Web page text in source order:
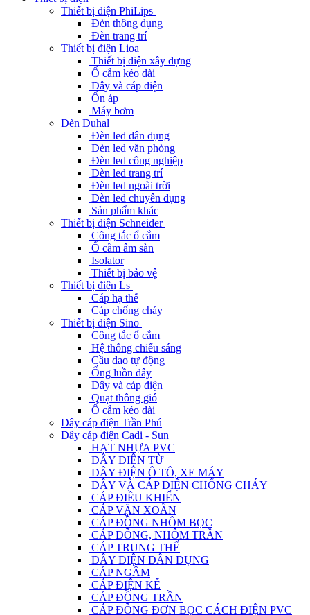
Thiết bị điện PhiLips
Đèn thông dụng
Đèn trang trí
Thiết bị điện Lioa
Thiết bị điện xây dựng
Ổ cắm kéo dài
Dây và cáp điện
Ổn áp
Máy bơm
Đèn Duhal
Đèn led dân dụng
Đèn led văn phòng
Đèn led công nghiệp
Đèn led trang trí
Đèn led ngoài trời
Đèn led chuyên dụng
Sản phẩm khác
Thiết bị điện Schneider
Công tắc ổ cắm
Ổ cắm âm sàn
Isolator
Thiết bị bảo vệ
Thiết bị điện Ls
Cáp hạ thế
Cáp chống cháy
Thiết bị điện Sino
Công tắc ổ cắm
Hệ thống chiếu sáng
Cầu dao tự động
Ống luồn dây
Dây và cáp điện
Quạt thông gió
Ổ cắm kéo dài
Dây cáp điện Trần Phú
Dây cáp điện Cadi - Sun
HẠT NHỰA PVC
DÂY ĐIỆN TỪ
DÂY ĐIỆN Ô TÔ, XE MÁY
DÂY VÀ CÁP ĐIỆN CHỐNG CHÁY
CÁP ĐIỀU KHIỂN
CÁP VẶN XOẮN
CÁP ĐỒNG NHÔM BỌC
CÁP ĐỒNG, NHÔM TRẦN
CÁP TRUNG THẾ
DÂY ĐIỆN DÂN DỤNG
CÁP NGẦM
CÁP ĐIỆN KẾ
CÁP ĐỒNG TRẦN
CÁP ĐỒNG ĐƠN BỌC CÁCH ĐIỆN PVC